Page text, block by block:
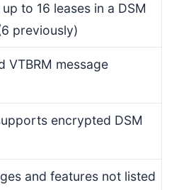
to 16 leases in a DSM
previously)
VTBRM message
encrypted DSM
and features not listed